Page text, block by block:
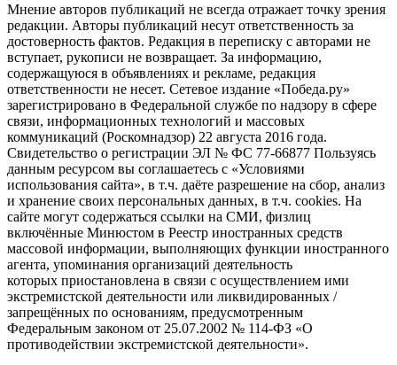
Мнение авторов публикаций не всегда отражает точку зрения
редакции. Авторы публикаций несут ответственность за
достоверность фактов. Редакция в переписку с авторами не
вступает, рукописи не возвращает. За информацию,
содержащуюся в объявлениях и рекламе, редакция
ответственности не несет. Сетевое издание «Победа.ру»
зарегистрировано в Федеральной службе по надзору в сфере
связи, информационных технологий и массовых
коммуникаций (Роскомнадзор) 22 августа 2016 года.
Свидетельство о регистрации ЭЛ № ФС 77-66877 Пользуясь
данным ресурсом вы соглашаетесь с «Условиями
использования сайта», в т.ч. даёте разрешение на сбор, анализ
и хранение своих персональных данных, в т.ч. cookies. На
сайте могут содержаться ссылки на СМИ, физлиц
включённые Минюстом в Реестр иностранных средств
массовой информации, выполняющих функции иностранного
агента, упоминания организаций деятельность
которых приостановлена в связи с осуществлением ими
экстремистской деятельности или ликвидированных /
запрещённых по основаниям, предусмотренным
Федеральным законом от 25.07.2002 № 114-ФЗ «О
противодействии экстремистской деятельности».